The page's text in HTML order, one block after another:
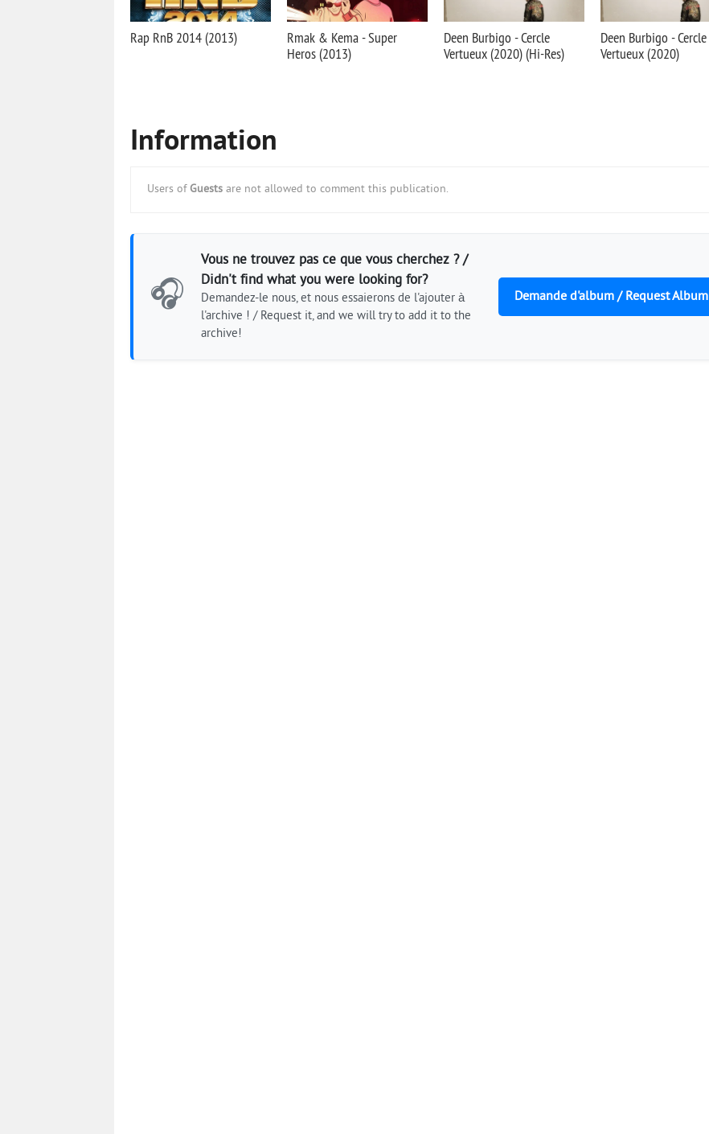
Rap RnB 2014 (2013)
Rmak & Kema - Super
Heros (2013)
Deen Burbigo - Cercle
Vertueux (2020) (Hi-Res)
Deen Burbigo - Cercle
Vertueux (2020)
Information
Users of Guests are not allowed to comment this publication.
🎧
Vous ne trouvez pas ce que vous cherchez ? /
Didn't find what you were looking for?
Demandez-le nous, et nous essaierons de l'ajouter à
l'archive ! / Request it, and we will try to add it to the
archive!
Demande d'album / Request Album